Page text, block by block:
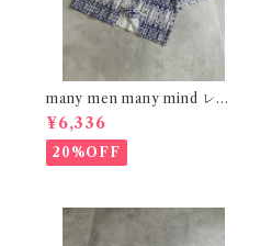
many men many mind レー
ヨン 総柄シャツ バティック ネ
イティブ ネイビー M261506
0
¥6,336
20%OFF